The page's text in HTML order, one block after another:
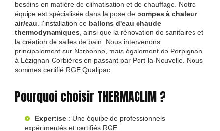
besoins en matière de climatisation et de chauffage. Notre
équipe est spécialisée dans la pose de pompes à chaleur
air/eau , l'installation de ballons d'eau chaude
thermodynamiques , ainsi que la rénovation de sanitaires et
la création de salles de bain. Nous intervenons
principalement sur Narbonne, mais également de Perpignan
à Lézignan-Corbières en passant par Port-la-Nouvelle. Nous
sommes certifié RGE Qualipac.
Pourquoi choisir THERMACLIM ?
Expertise : Une équipe de professionnels
expérimentés et certifiés RGE.